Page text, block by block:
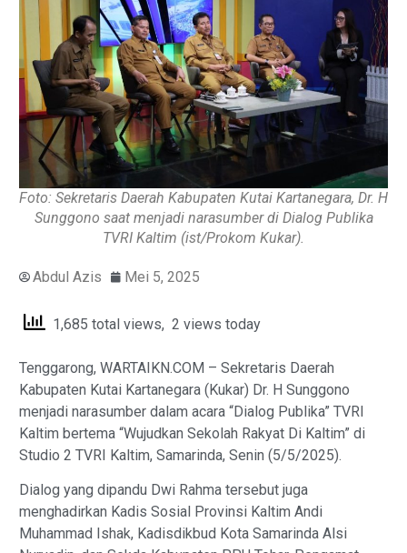
Foto: Sekretaris Daerah Kabupaten Kutai Kartanegara, Dr. H
Sunggono saat menjadi narasumber di Dialog Publika
TVRI Kaltim (ist/Prokom Kukar).
Abdul Azis Mei 5, 2025
1,685 total views, 2 views today
Tenggarong, WARTAIKN.COM – Sekretaris Daerah
Kabupaten Kutai Kartanegara (Kukar) Dr. H Sunggono
menjadi narasumber dalam acara “Dialog Publika” TVRI
Kaltim bertema “Wujudkan Sekolah Rakyat Di Kaltim” di
Studio 2 TVRI Kaltim, Samarinda, Senin (5/5/2025).
Dialog yang dipandu Dwi Rahma tersebut juga
menghadirkan Kadis Sosial Provinsi Kaltim Andi
Muhammad Ishak, Kadisdikbud Kota Samarinda Alsi